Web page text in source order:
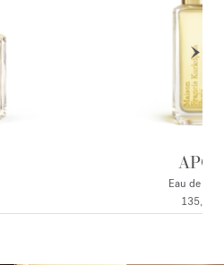
Eau de
135,00 €